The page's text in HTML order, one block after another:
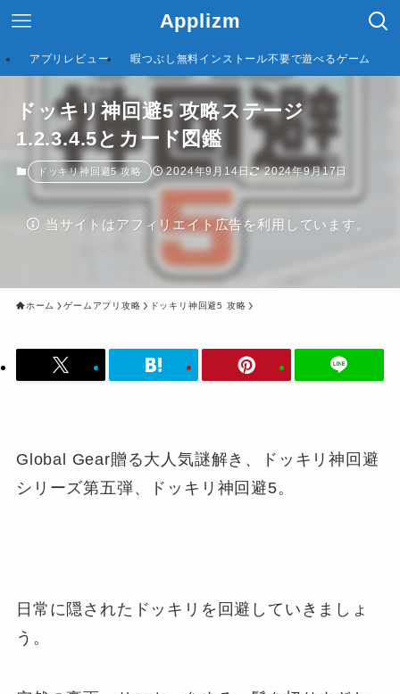
Applizm
アプリレビュー 暇つぶし無料インストール不要で遊べるゲーム
ドッキリ神回避5 攻略ステージ
1.2.3.4.5とカード図鑑
ドッキリ神回避5 攻略 2024年9月14日 2024年9月17日
当サイトはアフィリエイト広告を利用しています。
ホーム ゲームアプリ攻略 ドッキリ神回避5 攻略
Global Gear贈る大人気謎解き、ドッキリ神回避
シリーズ第五弾、ドッキリ神回避5。
日常に隠されたドッキリを回避していきましょ
う。